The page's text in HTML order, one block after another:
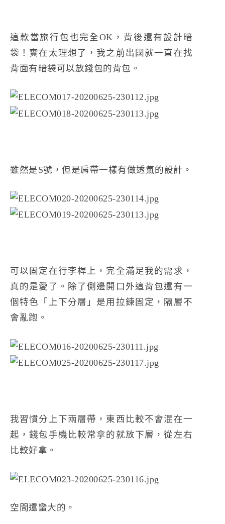
這款當旅行包也完全OK，背後還有設計暗
袋！實在太理想了，我之前出國就一直在找
背面有暗袋可以放錢包的背包。
雖然是S號，但是肩帶一樣有做透氣的設計。
可以固定在行李桿上，完全滿足我的需求，
真的是愛了。除了側邊開口外這背包還有一
個特色「上下分層」是用拉鍊固定，隔層不
會亂跑。
我習慣分上下兩層帶，東西比較不會混在一
起，錢包手機比較常拿的就放下層，從左右
比較好拿。
空間還蠻大的。